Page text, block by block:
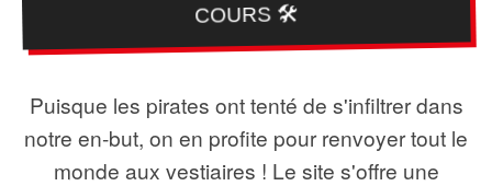
COURS 🛠️
Puisque les pirates ont tenté de s'infiltrer dans
notre en-but, on en profite pour renvoyer tout le
monde aux vestiaires ! Le site s'offre une